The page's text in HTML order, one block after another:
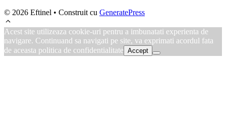
© 2026 Eftinel • Construit cu GeneratePress
Acest site utilizeaza cookie-uri pentru a imbunatati experienta de
navigare. Continuand sa navigati pe site, va exprimati acordul fata
de aceasta politica de confidentialitate Accept